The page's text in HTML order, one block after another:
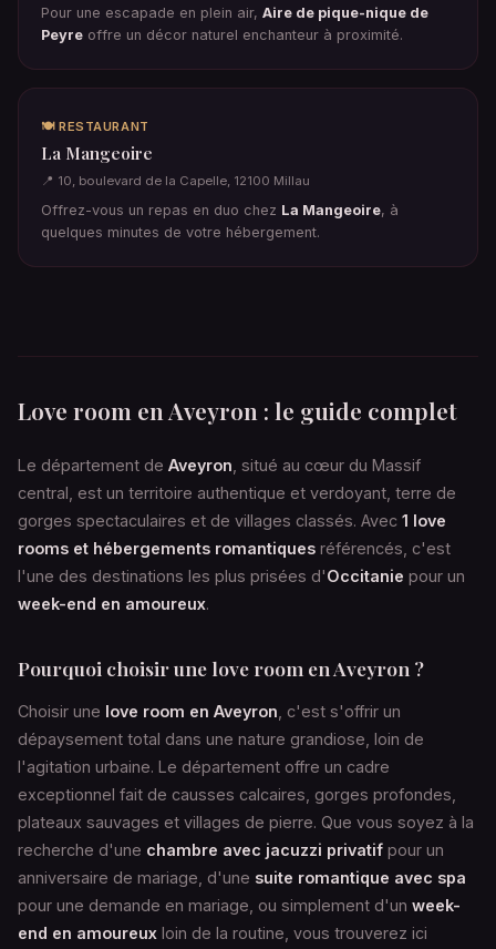
Pour une escapade en plein air, Aire de pique-nique de
Peyre offre un décor naturel enchanteur à proximité.
🍽️ RESTAURANT
La Mangeoire
📍 10, boulevard de la Capelle, 12100 Millau
Offrez-vous un repas en duo chez La Mangeoire, à
quelques minutes de votre hébergement.
Love room en Aveyron : le guide complet
Le département de Aveyron , situé au cœur du Massif
central, est un territoire authentique et verdoyant, terre de
gorges spectaculaires et de villages classés. Avec 1 love
rooms et hébergements romantiques référencés, c'est
l'une des destinations les plus prisées d'Occitanie pour un
week-end en amoureux.
Pourquoi choisir une love room en Aveyron ?
Choisir une love room en Aveyron , c'est s'offrir un
dépaysement total dans une nature grandiose, loin de
l'agitation urbaine. Le département offre un cadre
exceptionnel fait de causses calcaires, gorges profondes,
plateaux sauvages et villages de pierre. Que vous soyez à la
recherche d'une chambre avec jacuzzi privatif pour un
anniversaire de mariage, d'une suite romantique avec spa
pour une demande en mariage, ou simplement d'un week-
end en amoureux loin de la routine, vous trouverez ici